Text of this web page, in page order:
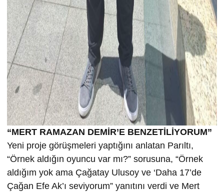
“MERT RAMAZAN DEMİR’E BENZETİLİYORUM”
Yeni proje görüşmeleri yaptığını anlatan Parıltı,
“Örnek aldığın oyuncu var mı?” sorusuna, “Örnek
aldığım yok ama Çağatay Ulusoy ve ‘Daha 17’de
Çağan Efe Ak’ı seviyorum” yanıtını verdi ve Mert